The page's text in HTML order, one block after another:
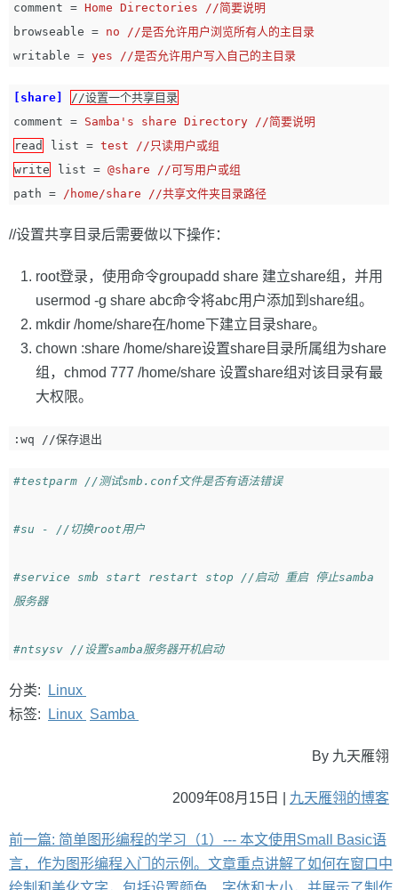
comment = Home Directories //简要说明
browseable = no //是否允许用户浏览所有人的主目录
writable = yes //是否允许用户写入自己的主目录
[share]
//设置一个共享目录
comment = Samba's share Directory //简要说明
read
list = test //只读用户或组
write
list = @share //可写用户或组
path = /home/share //共享文件夹目录路径
//设置共享目录后需要做以下操作：
root登录，使用命令groupadd share 建立share组，并用
usermod -g share abc命令将abc用户添加到share组。
mkdir /home/share在/home下建立目录share。
chown :share /home/share设置share目录所属组为share
组，chmod 777 /home/share 设置share组对该目录有最
大权限。
#testparm //测试smb.conf文件是否有语法错误
#su - //切换root用户
#service smb start restart stop //启动 重启 停止samba
服务器
#ntsysv //设置samba服务器开机启动
分类:
Linux
标签:
Linux Samba
By 九天雁翎
2009年08月15日 | 九天雁翎的博客
前一篇: 简单图形编程的学习（1）--- 本文使用Small Basic语
言，作为图形编程入门的示例。文章重点讲解了如何在窗口中